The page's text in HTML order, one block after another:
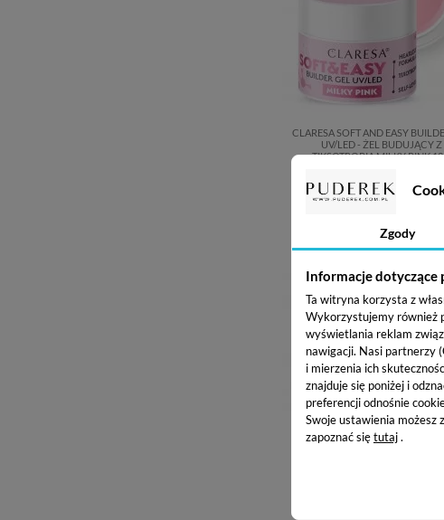
Zgody
Informacje dotyczące
Ta witryna korzysta z
Wykorzystujemy również
wyświetlania reklam
nawigacji. Nasi partnerzy
i mierzenia ich
znajduje się poniżej i
preferencji odnośnie
Swoje ustawienia możesz
zapoznać siętutaj.
CLARESA SOFT AND EASY
UV/LED - ŻEL BUDUJĄCY Z
TIKSOTROPIĄ MILKY PINK 12